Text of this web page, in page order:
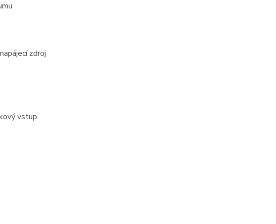
zdroj
vstup